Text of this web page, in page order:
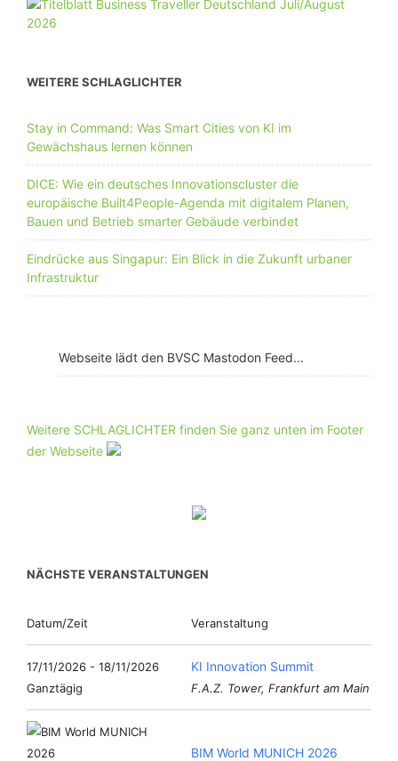
WEITERE SCHLAGLICHTER
Stay in Command: Was Smart Cities von KI im
Gewächshaus lernen können
DICE: Wie ein deutsches Innovationscluster die
europäische Built4People-Agenda mit digitalem Planen,
Bauen und Betrieb smarter Gebäude verbindet
Eindrücke aus Singapur: Ein Blick in die Zukunft urbaner
Infrastruktur
Webseite lädt den BVSC Mastodon Feed...
Weitere SCHLAGLICHTER finden Sie ganz unten im Footer
der Webseite
NÄCHSTE VERANSTALTUNGEN
Datum/Zeit Veranstaltung
17/11/2026 - 18/11/2026
Ganztägig
KI Innovation Summit
F.A.Z. Tower, Frankfurt am Main
BIM World MUNICH 2026